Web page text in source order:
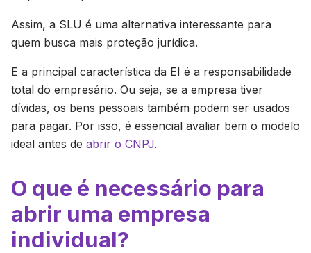
Assim, a SLU é uma alternativa interessante para
quem busca mais proteção jurídica.
E a principal característica da EI é a responsabilidade
total do empresário. Ou seja, se a empresa tiver
dívidas, os bens pessoais também podem ser usados
para pagar. Por isso, é essencial avaliar bem o modelo
ideal antes de abrir o CNPJ.
O que é necessário para
abrir uma empresa
individual?